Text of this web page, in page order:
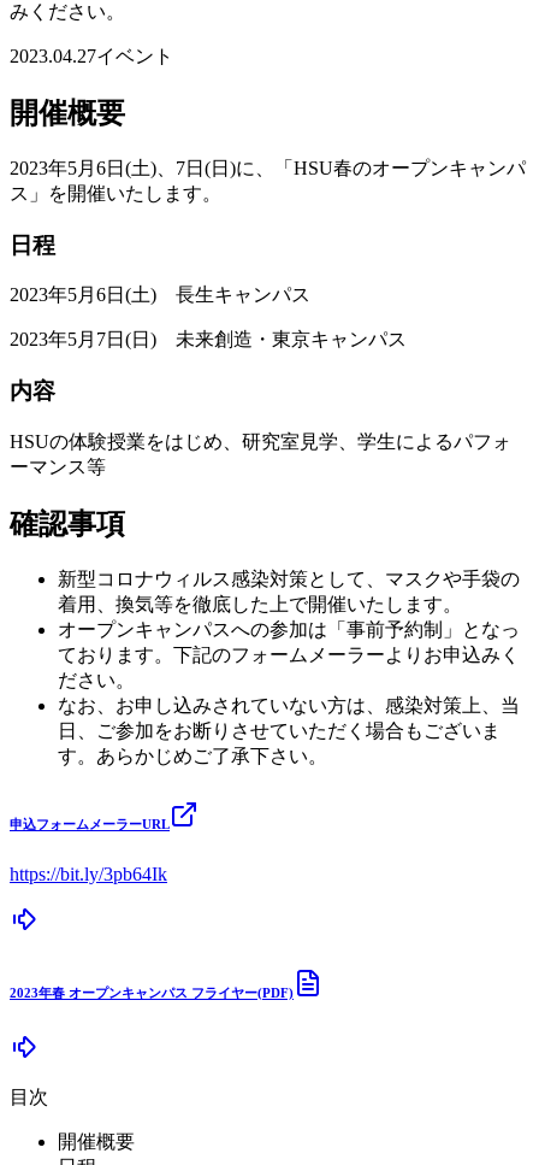
みください。
2023.04.27イベント
開催概要
2023年5月6日(土)、7日(日)に、「HSU春のオープンキャンパ
ス」を開催いたします。
日程
2023年5月6日(土) 長生キャンパス
2023年5月7日(日) 未来創造・東京キャンパス
内容
HSUの体験授業をはじめ、研究室見学、学生によるパフォ
ーマンス等
確認事項
新型コロナウィルス感染対策として、マスクや手袋の
着用、換気等を徹底した上で開催いたします。
オープンキャンパスへの参加は「事前予約制」となっ
ております。下記のフォームメーラーよりお申込みく
ださい。
なお、お申し込みされていない方は、感染対策上、当
日、ご参加をお断りさせていただく場合もございま
す。あらかじめご了承下さい。
申込フォームメーラーURL
https://bit.ly/3pb64Ik
2023年春 オープンキャンパス フライヤー(PDF)
目次
開催概要